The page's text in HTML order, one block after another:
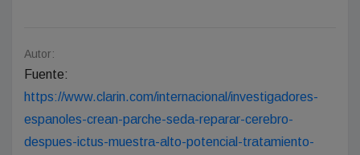
Autor:
Fuente:
https://www.clarin.com/internacional/investigadores-
espanoles-crean-parche-seda-reparar-cerebro-
despues-ictus-muestra-alto-potencial-tratamiento-